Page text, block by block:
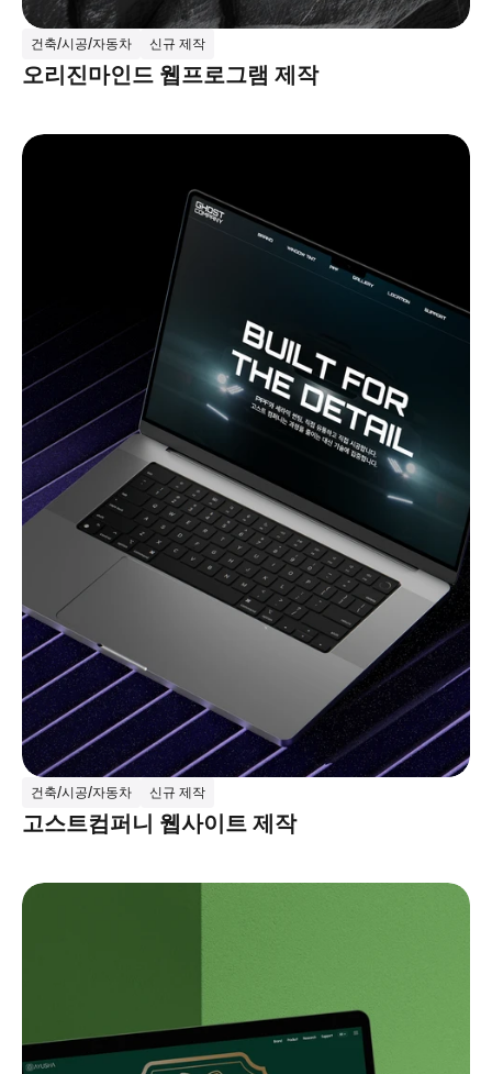
건축/시공/자동차 신규 제작
오리진마인드 웹프로그램 제작
건축/시공/자동차 신규 제작
고스트컴퍼니 웹사이트 제작